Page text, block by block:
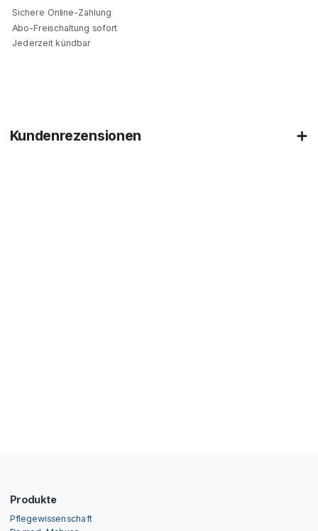
Sichere Online-Zahlung
Abo-Freischaltung sofort
Jederzeit kündbar
Kundenrezensionen
Produkte
Pflegewissenschaft